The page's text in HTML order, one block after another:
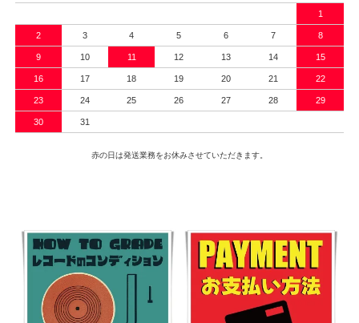
1
2 3 4 5 6 7 8
9 10 11 12 13 14 15
16 17 18 19 20 21 22
23 24 25 26 27 28 29
30 31
赤の日は発送業務をお休みさせていただきます。